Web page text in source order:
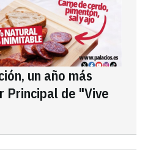
un año más
Principal de "Vive